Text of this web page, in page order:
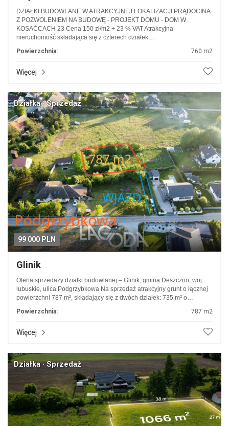
DZIAŁKI BUDOWLANE W ATRAKCYJNEJ LOKALIZACJI PRĄDOCINA
Z POZWOLENIEM NA BUDOWĘ - PROJEKT DOMU - DOM W
KOSAĆCACH 23 Cena 150 zł/m2 + 23 % VAT Atrakcyjna
nieruchomość składająca się z czterech działek…
Powierzchnia:
760 m2
Więcej
99 000 PLN
Działka · Sprzedaż
Glinik
Oferta sprzedaży działki budowlanej – Glinik, gmina Deszczno, woj.
lubuskie, ulica Podgrzybkowa Na sprzedaż atrakcyjny grunt o łącznej
powierzchni 787 m², składający się z dwóch działek: 735 m² o…
Powierzchnia:
787 m2
Więcej
Działka · Sprzedaż